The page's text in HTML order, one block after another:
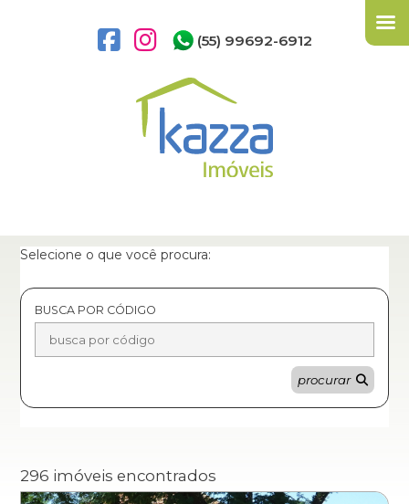
(55) 99692-6912
Selecione o que você procura:
BUSCA POR CÓDIGO
procurar
296 imóveis encontrados